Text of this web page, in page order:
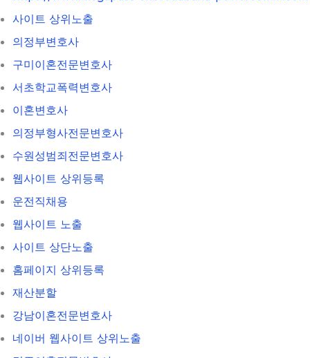
사이트 상위노출
의정부변호사
구미이혼전문변호사
서초학교폭력변호사
이혼변호사
의정부형사전문변호사
수원성범죄전문변호사
웹사이트 상위등록
운전직채용
웹사이트 노출
사이트 상단노출
홈페이지 상위등록
재산분할
강남이혼전문변호사
네이버 웹사이트 상위노출